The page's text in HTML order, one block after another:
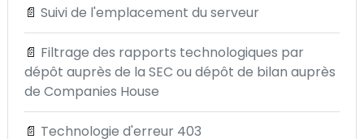
📄 Suivi de l'emplacement du serveur
📄 Filtrage des rapports technologiques par
dépôt auprès de la SEC ou dépôt de bilan auprès
de Companies House
📄 Technologie d'erreur 403